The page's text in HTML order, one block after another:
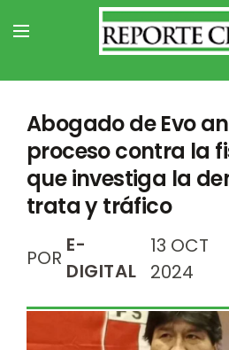
Abogado de Evo
proceso contra la
que investiga la
trata y tráfico
POR
E-
DIGITAL
13 OCT
2024